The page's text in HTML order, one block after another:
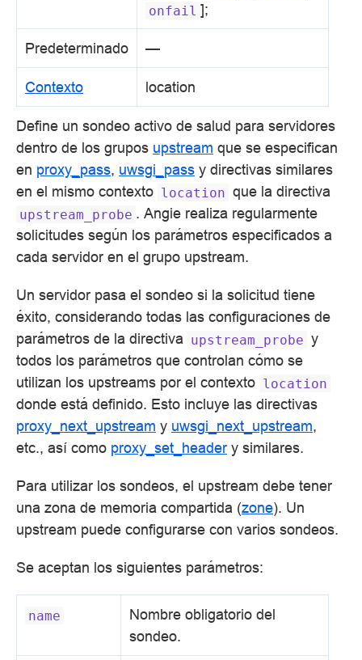
onfail ];
Predeterminado —
Contexto location
Define un sondeo activo de salud para servidores
dentro de los grupos upstream que se especifican
en proxy_pass, uwsgi_pass y directivas similares
en el mismo contexto location que la directiva
upstream_probe . Angie realiza regularmente
solicitudes según los parámetros especificados a
cada servidor en el grupo upstream.
Un servidor pasa el sondeo si la solicitud tiene
éxito, considerando todas las configuraciones de
parámetros de la directiva upstream_probe y
todos los parámetros que controlan cómo se
utilizan los upstreams por el contexto location
donde está definido. Esto incluye las directivas
proxy_next_upstream y uwsgi_next_upstream,
etc., así como proxy_set_header y similares.
Para utilizar los sondeos, el upstream debe tener
una zona de memoria compartida (zone). Un
upstream puede configurarse con varios sondeos.
Se aceptan los siguientes parámetros:
name
Nombre obligatorio del
sondeo.